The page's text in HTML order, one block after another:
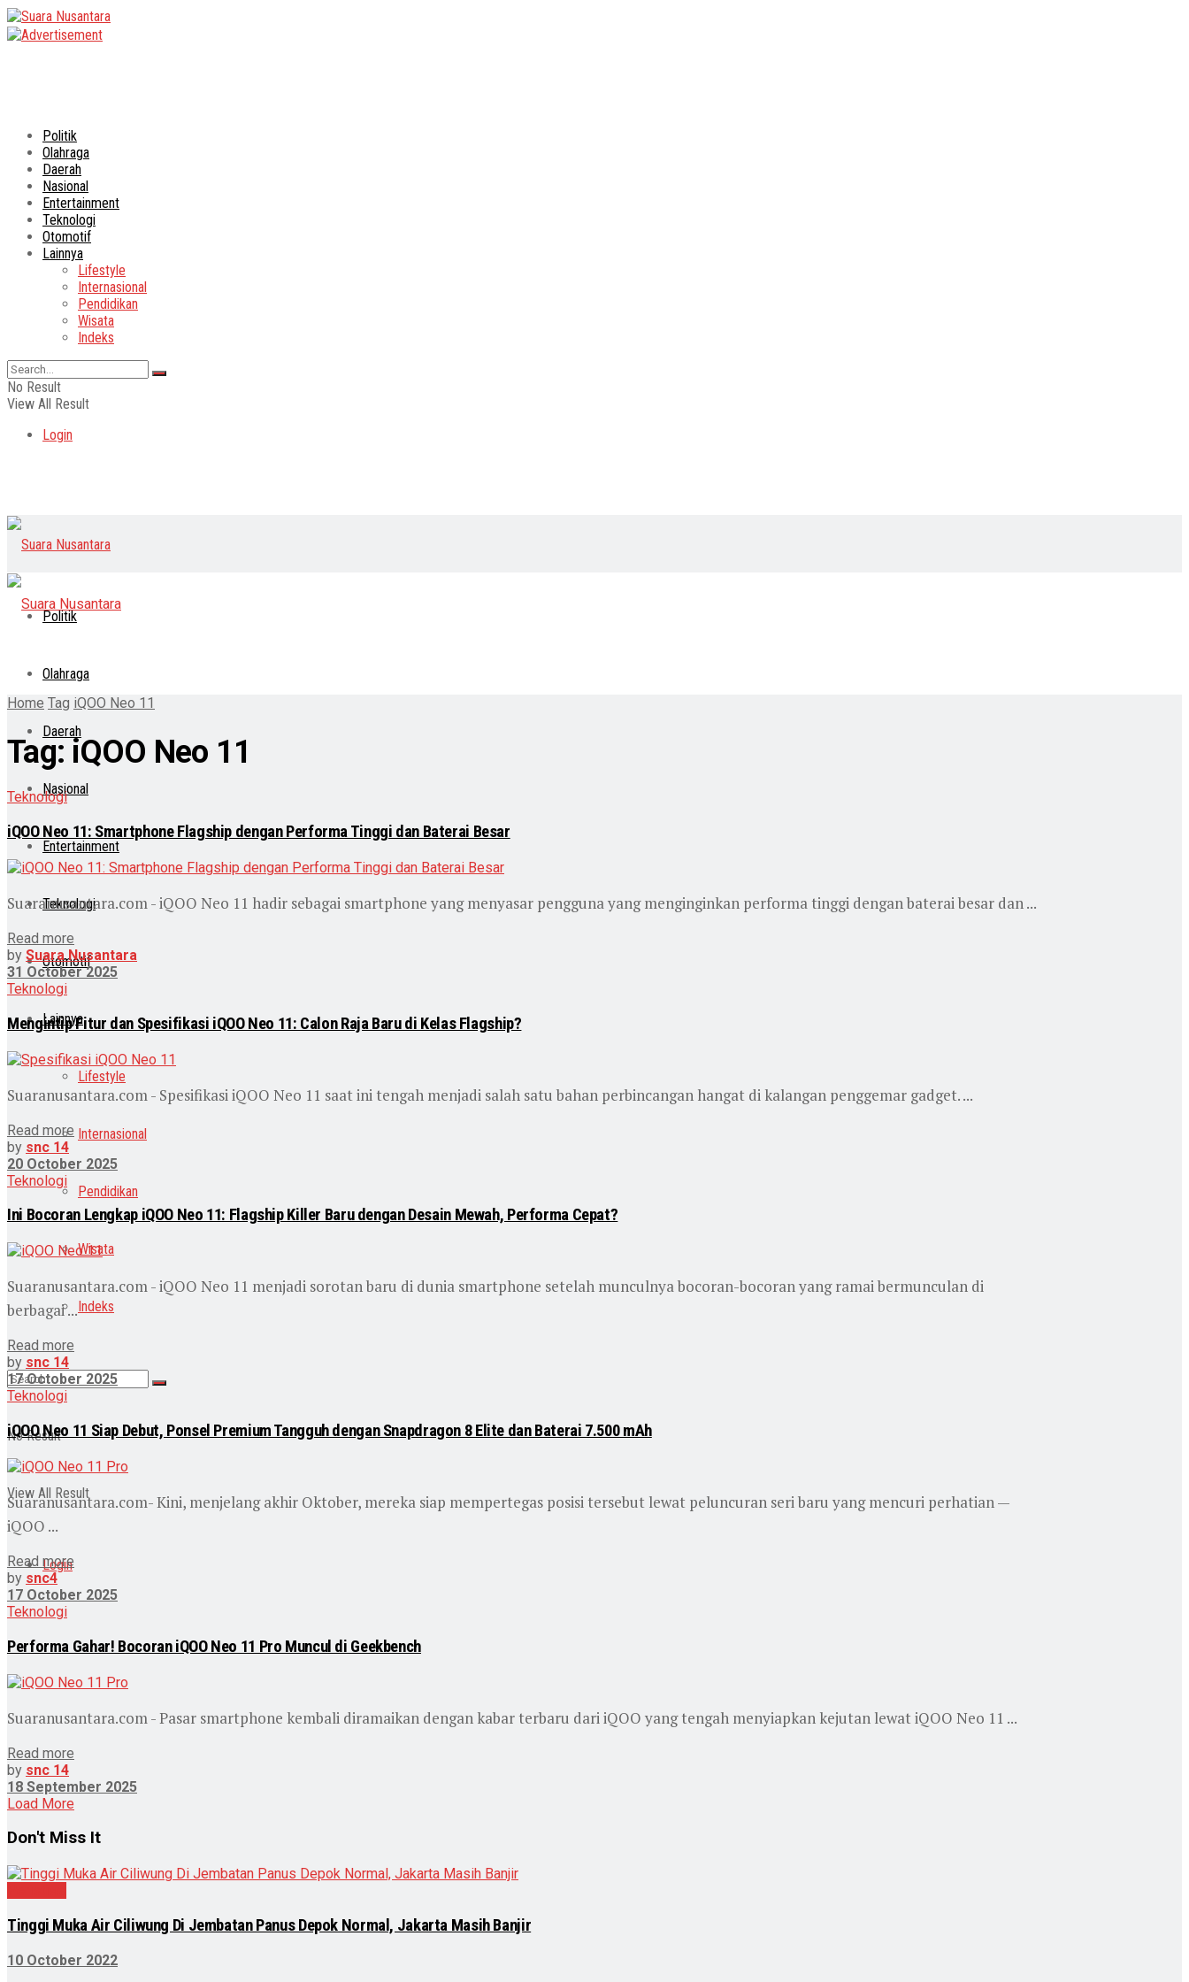
Politik
Olahraga
Daerah
Nasional
Entertainment
Teknologi
Otomotif
Lainnya
Lifestyle
Internasional
Pendidikan
Wisata
Indeks
No Result
View All Result
Login
Politik
Olahraga
Daerah
Nasional
Entertainment
Teknologi
Otomotif
Lainnya
Lifestyle
Internasional
Pendidikan
Wisata
Indeks
No Result
View All Result
Login
Home Tag iQOO Neo 11
Tag: iQOO Neo 11
Teknologi
iQOO Neo 11: Smartphone Flagship dengan Performa Tinggi dan Baterai Besar
Suaranusantara.com - iQOO Neo 11 hadir sebagai smartphone yang menyasar pengguna yang menginginkan performa tinggi dengan baterai besar dan ...
Read more
by Suara Nusantara
31 October 2025
Teknologi
Mengintip Fitur dan Spesifikasi iQOO Neo 11: Calon Raja Baru di Kelas Flagship?
Suaranusantara.com - Spesifikasi iQOO Neo 11 saat ini tengah menjadi salah satu bahan perbincangan hangat di kalangan penggemar gadget. ...
Read more
by snc 14
20 October 2025
Teknologi
Ini Bocoran Lengkap iQOO Neo 11: Flagship Killer Baru dengan Desain Mewah, Performa Cepat?
Suaranusantara.com - iQOO Neo 11 menjadi sorotan baru di dunia smartphone setelah munculnya bocoran-bocoran yang ramai bermunculan di
berbagai ...
Read more
by snc 14
17 October 2025
Teknologi
iQOO Neo 11 Siap Debut, Ponsel Premium Tangguh dengan Snapdragon 8 Elite dan Baterai 7.500 mAh
Suaranusantara.com- Kini, menjelang akhir Oktober, mereka siap mempertegas posisi tersebut lewat peluncuran seri baru yang mencuri perhatian —
iQOO ...
Read more
by snc4
17 October 2025
Teknologi
Performa Gahar! Bocoran iQOO Neo 11 Pro Muncul di Geekbench
Suaranusantara.com - Pasar smartphone kembali diramaikan dengan kabar terbaru dari iQOO yang tengah menyiapkan kejutan lewat iQOO Neo 11 ...
Read more
by snc 14
18 September 2025
Load More
Don't Miss It
Tinggi Muka Air Ciliwung Di Jembatan Panus Depok Normal, Jakarta Masih Banjir
10 October 2022